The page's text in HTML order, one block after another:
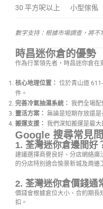
30 平方呎以上 小型傢俬
數字支持：根據市場調查，將
時昌迷你倉的優勢
作為行業領先者，時昌迷你倉在
核心地理位置： 位於青山道
件。
完善冷氣抽濕系統： 我們全場配
靈活方案： 無論是短期存放還
搬運支援： 我們深知搬運是最
Google 搜尋常見
1. 荃灣迷你倉邊間好
建議選擇商譽良好、分店網絡
的分店特別適合愉景新城及周邊
2. 荃灣迷你倉價錢通
價錢會根據倉位大小、合約期長
扣。